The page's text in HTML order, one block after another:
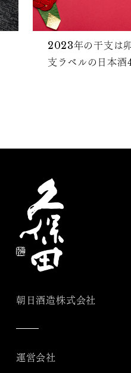
2023年の干支は
支ラベルの日本酒
朝日酒造株式会社
運営会社